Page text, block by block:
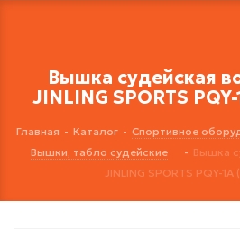
Вышка судейская
JINLING SPORTS
Главная - Каталог - Спортивное
Вышки, табло судейские
- Вышка
JINLING SPORTS PQY-1A